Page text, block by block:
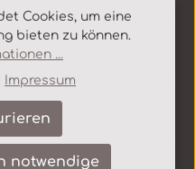
Cookies, um eine
bieten zu können.
...
Impressum
notwendige